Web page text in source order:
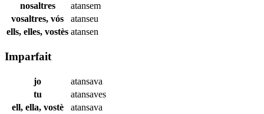
nosaltres
atansem
vosaltres, vós
atanseu
ells, elles, vostès atansen
Imparfait
jo
atansava
tu
atansaves
ell, ella, vostè
atansava